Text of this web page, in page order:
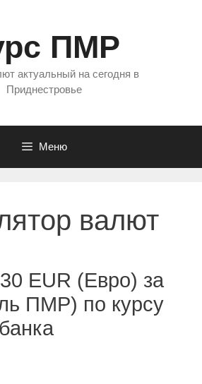
ПМР
актуальный на сегодня в
Приднестровье
Меню
валют
EUR (Евро) за
ПМР) по курсу